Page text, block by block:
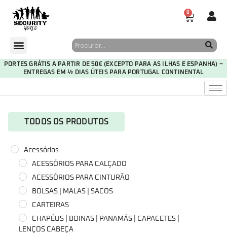
0
PORTES GRÁTIS A PARTIR DE 50€ (EXCEPTO PARA AS ILHAS E ESPANHA) –
ENTREGAS EM ½ DIAS ÚTEIS PARA PORTUGAL CONTINENTAL
TODOS OS PRODUTOS
Acessórios
ACESSÓRIOS PARA CALÇADO
ACESSÓRIOS PARA CINTURÃO
BOLSAS | MALAS | SACOS
CARTEIRAS
CHAPÉUS | BOINAS | PANAMÁS | CAPACETES |
LENÇOS CABEÇA